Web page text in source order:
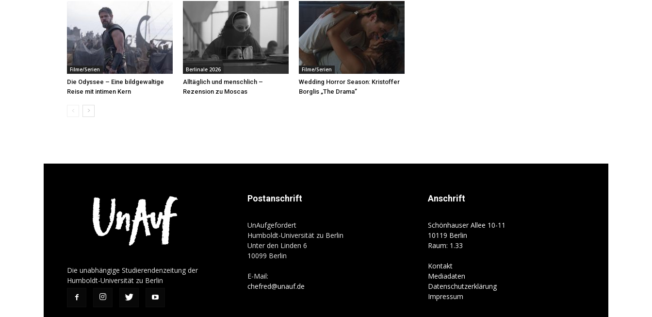
Filme/Serien
Die Odyssee – Eine bildgewaltige
Reise mit intimen Kern
Berlinale 2026
Alltäglich und menschlich –
Rezension zu Moscas
Filme/Serien
Wedding Horror Season: Kristoffer
Borglis „The Drama”
Die unabhängige Studierendenzeitung der
Humboldt-Universität zu Berlin
Postanschrift
UnAufgefordert
Humboldt-Universität zu Berlin
Unter den Linden 6
10099 Berlin
E-Mail:
chefred@unauf.de
Anschrift
Schönhauser Allee 10-11
10119 Berlin
Raum: 1.33
Kontakt
Mediadaten
Datenschutzerklärung
Impressum